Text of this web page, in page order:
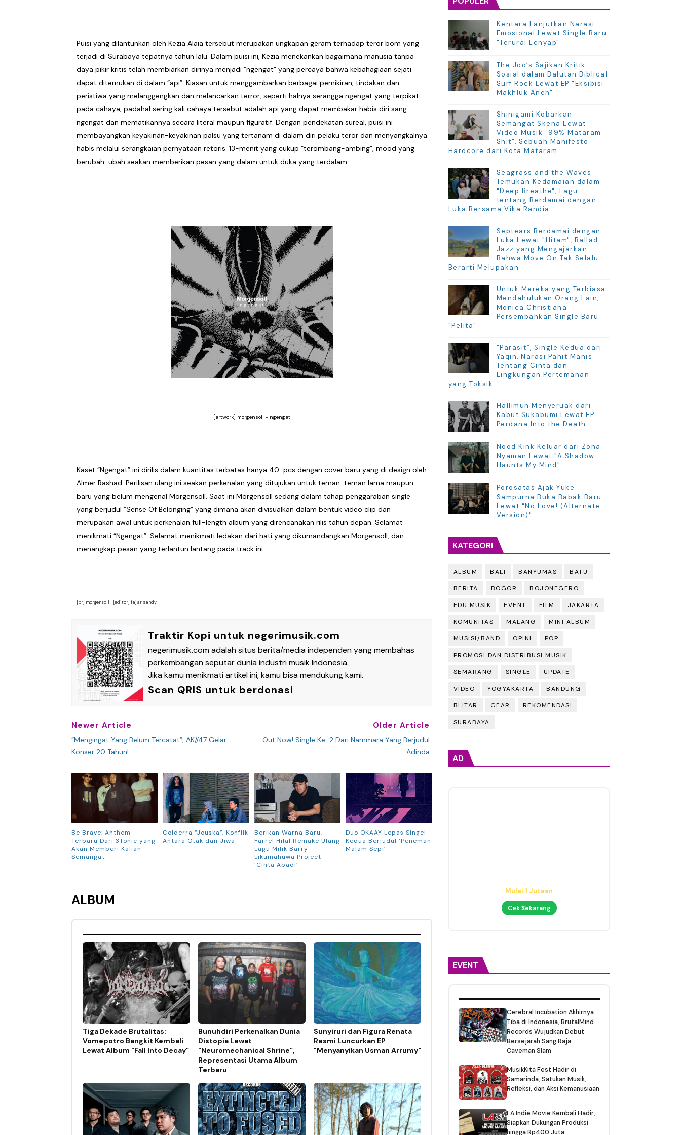
Puisi yang dilantunkan oleh Kezia Alaia tersebut merupakan ungkapan geram terhadap teror bom yang
terjadi di Surabaya tepatnya tahun lalu. Dalam puisi ini, Kezia menekankan bagaimana manusia tanpa
daya pikir kritis telah membiarkan dirinya menjadi “ngengat” yang percaya bahwa kebahagiaan sejati
dapat ditemukan di dalam “api”. Kiasan untuk menggambarkan berbagai pemikiran, tindakan dan
peristiwa yang melanggengkan dan melancarkan terror, seperti halnya serangga ngengat yang terpikat
pada cahaya, padahal sering kali cahaya tersebut adalah api yang dapat membakar habis diri sang
ngengat dan mematikannya secara literal maupun figuratif. Dengan pendekatan sureal, puisi ini
membayangkan keyakinan-keyakinan palsu yang tertanam di dalam diri pelaku teror dan menyangkalnya
habis melalui serangkaian pernyataan retoris. 13-menit yang cukup “terombang-ambing”, mood yang
berubah-ubah seakan memberikan pesan yang dalam untuk duka yang terdalam.
[artwork] morgensoll - ngengat
Kaset “Ngengat” ini dirilis dalam kuantitas terbatas hanya 40-pcs dengan cover baru yang di design oleh
Almer Rashad. Perilisan ulang ini seakan perkenalan yang ditujukan untuk teman-teman lama maupun
baru yang belum mengenal Morgensoll. Saat ini Morgensoll sedang dalam tahap penggaraban single
yang berjudul “Sense Of Belonging” yang dimana akan divisualkan dalam bentuk video clip dan
merupakan awal untuk perkenalan full-length album yang direncanakan rilis tahun depan. Selamat
menikmati “Ngengat”. Selamat menikmati ledakan dari hati yang dikumandangkan Morgensoll, dan
menangkap pesan yang terlantun lantang pada track ini.
[pr] morgensoll | [editor] fajar sandy
Traktir Kopi untuk negerimusik.com
negerimusik.com adalah situs berita/media independen yang membahas
perkembangan seputar dunia industri musik Indonesia.
Jika kamu menikmati artikel ini, kamu bisa mendukung kami.
Scan QRIS untuk berdonasi
Newer Article
“Mengingat Yang Belum Tercatat”, AK//47 Gelar
Konser 20 Tahun!
Older Article
Out Now! Single Ke-2 Dari Nammara Yang Berjudul
Adinda
Be Brave: Anthem
Terbaru Dari 3Tonic yang
Akan Memberi Kalian
Semangat
Colderra “Jouska”, Konflik
Antara Otak dan Jiwa
Berikan Warna Baru,
Farrel Hilal Remake Ulang
Lagu Milik Barry
Likumahuwa Project
‘Cinta Abadi’
Duo OKAAY Lepas Singel
Kedua Berjudul ‘Peneman
Malam Sepi’
ALBUM
Tiga Dekade Brutalitas:
Vomepotro Bangkit Kembali
Lewat Album “Fall Into Decay”
Bunuhdiri Perkenalkan Dunia
Distopia Lewat
“Neuromechanical Shrine”,
Representasi Utama Album
Terbaru
Sunyiruri dan Figura Renata
Resmi Luncurkan EP
"Menyanyikan Usman Arrumy"
Kentara Lanjutkan Narasi
Emosional Lewat Single Baru
"Terurai Lenyap"
The Joo’s Sajikan Kritik
Sosial dalam Balutan Biblical
Surf Rock Lewat EP "Eksibisi
Makhluk Aneh"
Shinigami Kobarkan
Semangat Skena Lewat
Video Musik "99% Mataram
Shit", Sebuah Manifesto
Hardcore dari Kota Mataram
Seagrass and the Waves
Temukan Kedamaian dalam
"Deep Breathe", Lagu
tentang Berdamai dengan
Luka Bersama Vika Randia
Septears Berdamai dengan
Luka Lewat "Hitam", Ballad
Jazz yang Mengajarkan
Bahwa Move On Tak Selalu
Berarti Melupakan
Untuk Mereka yang Terbiasa
Mendahulukan Orang Lain,
Monica Christiana
Persembahkan Single Baru
"Pelita"
“Parasit”, Single Kedua dari
Yaqin, Narasi Pahit Manis
Tentang Cinta dan
Lingkungan Pertemanan
yang Toksik
Hallimun Menyeruak dari
Kabut Sukabumi Lewat EP
Perdana Into the Death
Nood Kink Keluar dari Zona
Nyaman Lewat "A Shadow
Haunts My Mind"
Porosatas Ajak Yuke
Sampurna Buka Babak Baru
Lewat "No Love! (Alternate
Version)"
KATEGORI
ALBUM BALI BANYUMAS BATU
BERITA BOGOR BOJONEGERO
EDU MUSIK EVENT FILM JAKARTA
KOMUNITAS MALANG MINI ALBUM
MUSISI/BAND OPINI POP
PROMOSI DAN DISTRIBUSI MUSIK
SEMARANG SINGLE UPDATE
VIDEO YOGYAKARTA BANDUNG
BLITAR GEAR REKOMENDASI
SURABAYA
AD
Cocok untuk Cover & Podcast
Cek Sekarang
EVENT
Cerebral Incubation Akhirnya
Tiba di Indonesia, BrutalMind
Records Wujudkan Debut
Bersejarah Sang Raja
Caveman Slam
MusikKita Fest Hadir di
Samarinda, Satukan Musik,
Refleksi, dan Aksi Kemanusiaan
LA Indie Movie Kembali Hadir,
Siapkan Dukungan Produksi
hingga Rp400 Juta